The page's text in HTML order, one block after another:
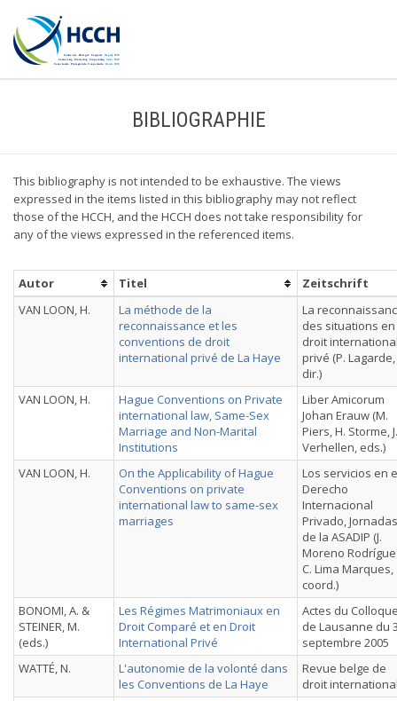
BIBLIOGRAPHIE
This bibliography is not intended to be exhaustive. The views
expressed in the items listed in this bibliography may not reflect
those of the HCCH, and the HCCH does not take responsibility for
any of the views expressed in the referenced items.
Autor Titel
Zeitschrift
VAN LOON, H.
La méthode de la
reconnaissance et les
conventions de droit
international privé de La Haye
La
des situations en
droit
privé (P. Lagarde,
dir.)
VAN LOON, H.
Hague Conventions on Private
international law, Same-Sex
Marriage and Non-Marital
Institutions
Liber Amicorum
Johan Erauw (M.
Piers, H. Storme, J.
Verhellen, eds.)
VAN LOON, H.
On the Applicability of Hague
Conventions on private
international law to same-sex
marriages
Los servicios en
Derecho
Internacional
Privado, Jornadas
de la ASADIP (J.
Moreno
C. Lima Marques,
coord.)
BONOMI, A. &
STEINER, M.
(eds.)
Les Régimes Matrimoniaux en
Droit Comparé et en Droit
International Privé
Actes du
de Lausanne du
septembre 2005
WATTÉ, N.
L'autonomie de la volonté dans
les Conventions de La Haye
Revue belge de
droit